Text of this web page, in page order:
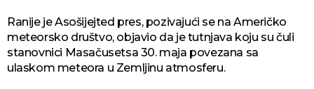
Ranije je Asošijejted pres, pozivajući se na Američko
meteorsko društvo, objavio da je tutnjava koju su čuli
stanovnici Masačusetsa 30. maja povezana sa
ulaskom meteora u Zemljinu atmosferu.